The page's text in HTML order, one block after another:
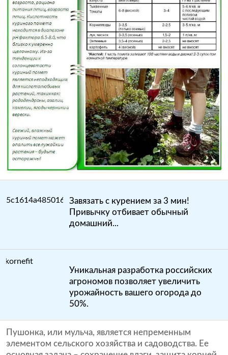
Завязать с курением за 3 мин!
Привычку отбивает обычный
домашний...
Уникальная разработка российских
агрономов позволяет увеличить
урожайность вашего огорода до
50%.
Пушонка, или мульча, является непременным
элементом сельского хозяйства и садоводства. Ее